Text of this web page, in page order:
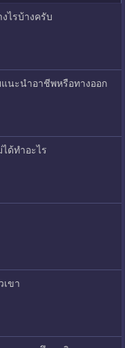
ไรบ้างครับ
นะนำอาชีพหรือทางออก
ด้ทำอะไร
เขา